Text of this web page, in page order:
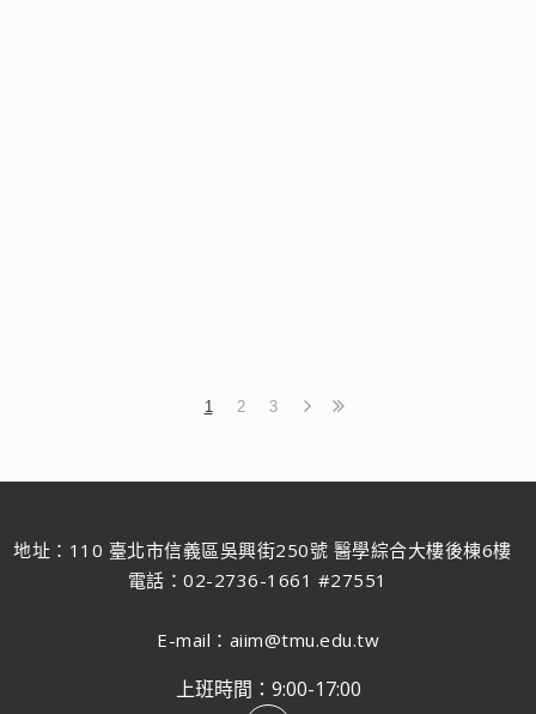
1 2 3
地址：110 臺北市信義區吳興街250號 醫學綜合大樓後棟6樓
電話：02-2736-1661 #27551
E-mail：aiim@tmu.edu.tw
上班時間：9:00-17:00